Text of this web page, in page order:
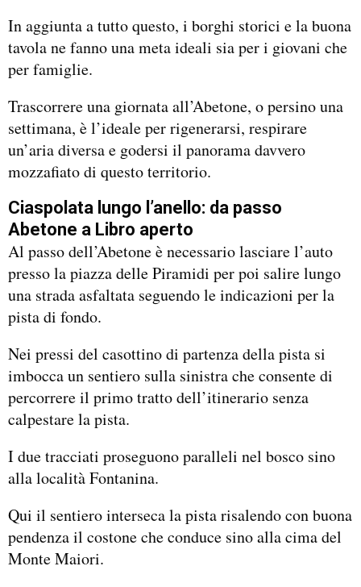
In aggiunta a tutto questo, i borghi storici e la buona
tavola ne fanno una meta ideali sia per i giovani che
per famiglie.
Trascorrere una giornata all’Abetone, o persino una
settimana, è l’ideale per rigenerarsi, respirare
un’aria diversa e godersi il panorama davvero
mozzafiato di questo territorio.
Ciaspolata lungo l’anello: da passo
Abetone a Libro aperto
Al passo dell’Abetone è necessario lasciare l’auto
presso la piazza delle Piramidi per poi salire lungo
una strada asfaltata seguendo le indicazioni per la
pista di fondo.
Nei pressi del casottino di partenza della pista si
imbocca un sentiero sulla sinistra che consente di
percorrere il primo tratto dell’itinerario senza
calpestare la pista.
I due tracciati proseguono paralleli nel bosco sino
alla località Fontanina.
Qui il sentiero interseca la pista risalendo con buona
pendenza il costone che conduce sino alla cima del
Monte Maiori.